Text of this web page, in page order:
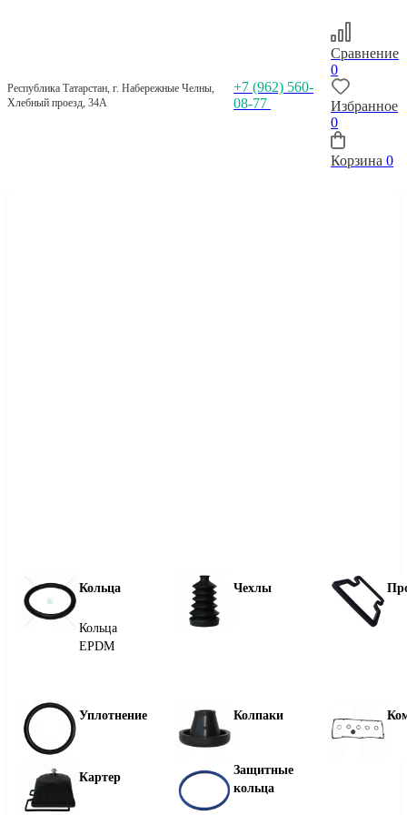
Республика Татарстан, г. Набережные Челны,
Хлебный проезд, 34А
+7 (962) 560-
08-77
Сравнение
0
Избранное
0
Корзина 0
Кольца
Кольца
EPDM
Чехлы
Уплотнение Колпаки
Картер
Защитные
кольца